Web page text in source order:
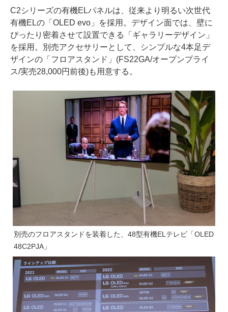
C2シリーズの有機ELパネルは、従来より明るい次世代
有機ELの「OLED evo」を採用。デザイン面では、壁に
ぴったり密着させて設置できる「ギャラリーデザイン」
を採用。別売アクセサリーとして、シンプルな4本足デ
ザインの「フロアスタンド」(FS22GA/オープンプライ
ス/実売28,000円前後)も用意する。
別売のフロアスタンドを装着した、48型有機ELテレビ「OLED
48C2PJA」